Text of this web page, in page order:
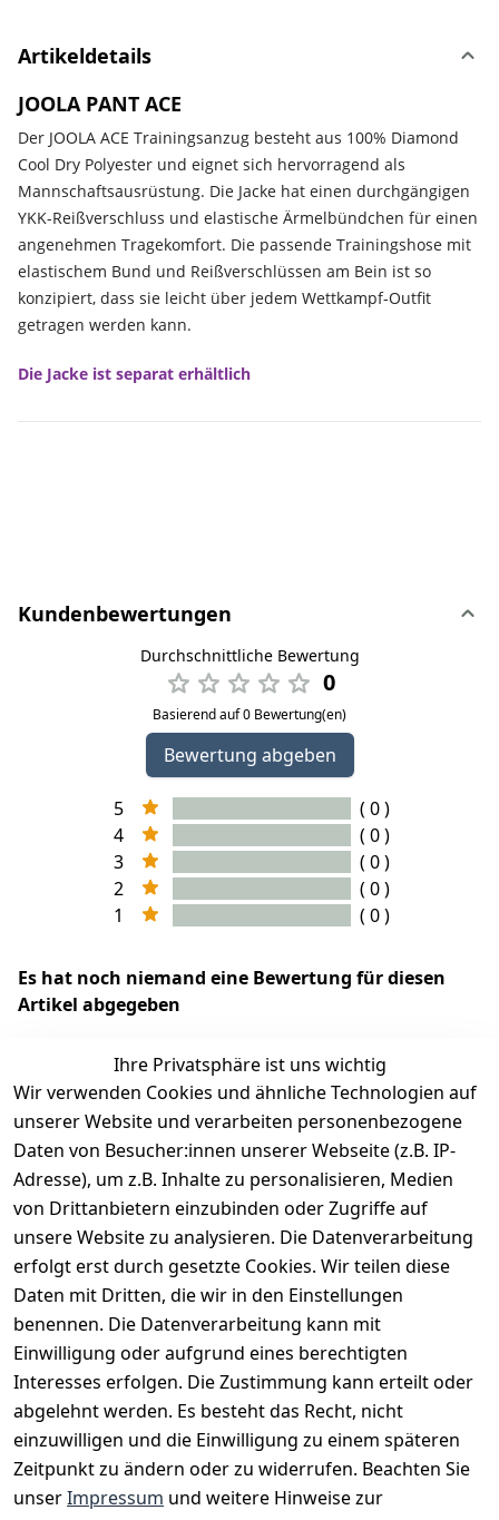
Artikeldetails
JOOLA PANT ACE
Der JOOLA ACE Trainingsanzug besteht aus 100% Diamond
Cool Dry Polyester und eignet sich hervorragend als
Mannschaftsausrüstung. Die Jacke hat einen durchgängigen
YKK-Reißverschluss und elastische Ärmelbündchen für einen
angenehmen Tragekomfort. Die passende Trainingshose mit
elastischem Bund und Reißverschlüssen am Bein ist so
konzipiert, dass sie leicht über jedem Wettkampf-Outfit
getragen werden kann.
Die Jacke ist separat erhältlich
Kundenbewertungen
Durchschnittliche Bewertung
0
Basierend auf 0 Bewertung(en)
Bewertung abgeben
5
( 0 )
4
( 0 )
3
( 0 )
2
( 0 )
1
( 0 )
Es hat noch niemand eine Bewertung für diesen
Artikel abgegeben
EU-Verantwortliche Person - klicken Sie für Details
Ihre Privatsphäre ist uns wichtig
Wir verwenden Cookies und ähnliche Technologien auf
unserer Website und verarbeiten personenbezogene
Daten von Besucher:innen unserer Webseite (z.B. IP-
Adresse), um z.B. Inhalte zu personalisieren, Medien
von Drittanbietern einzubinden oder Zugriffe auf
unsere Website zu analysieren. Die Datenverarbeitung
erfolgt erst durch gesetzte Cookies. Wir teilen diese
Daten mit Dritten, die wir in den Einstellungen
benennen. Die Datenverarbeitung kann mit
Einwilligung oder aufgrund eines berechtigten
Interesses erfolgen. Die Zustimmung kann erteilt oder
abgelehnt werden. Es besteht das Recht, nicht
einzuwilligen und die Einwilligung zu einem späteren
Zeitpunkt zu ändern oder zu widerrufen. Beachten Sie
unserImpressum und weitere Hinweise zur
Rechtliches
AGB
Impressum
Datenschutze
Services
Kontakt
Registrieren
Katalog
Zahlungsm
öglichkeite
n
Vorkasse
PayPal
Versanddie
nstleister
Post